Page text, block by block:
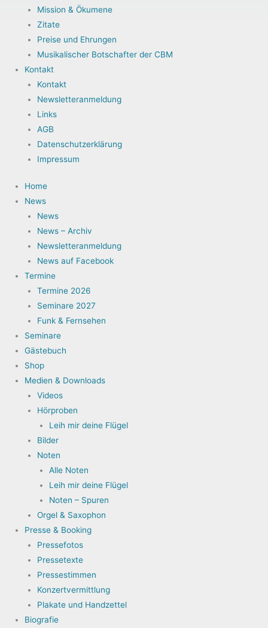
Mission & Ökumene
Zitate
Preise und Ehrungen
Musikalischer Botschafter der CBM
Kontakt
Kontakt
Newsletteranmeldung
Links
AGB
Datenschutzerklärung
Impressum
Home
News
News
News – Archiv
Newsletteranmeldung
News auf Facebook
Termine
Termine 2026
Seminare 2027
Funk & Fernsehen
Seminare
Gästebuch
Shop
Medien & Downloads
Videos
Hörproben
Leih mir deine Flügel
Bilder
Noten
Alle Noten
Leih mir deine Flügel
Noten – Spuren
Orgel & Saxophon
Presse & Booking
Pressefotos
Pressetexte
Pressestimmen
Konzertvermittlung
Plakate und Handzettel
Biografie